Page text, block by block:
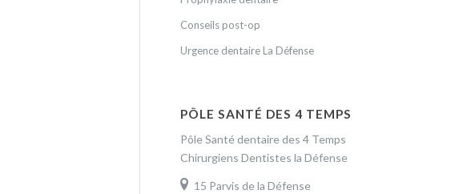
Conseils post-op
Urgence dentaire La Défense
PÔLE SANTÉ DES 4 TEMPS
Pôle Santé dentaire des 4 Temps
Chirurgiens Dentistes la Défense
15 Parvis de la Défense